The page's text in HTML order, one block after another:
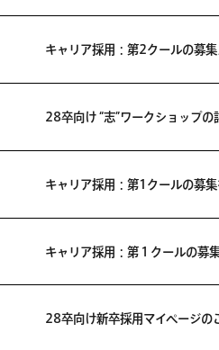
キャリア採用：第2クールの募
28卒向け “志”ワークショップの
キャリア採用：第1クールの募
キャリア採用：第１クールの募
28卒向け新卒採用マイページの